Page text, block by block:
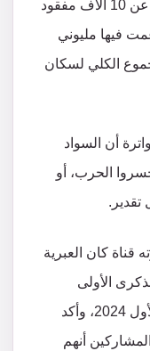
شهيد، وأكثر من 98 ألف مصاب، فضلا عن 10 آلاف مفقود
فيها مليوني
90% من المجموع الكلي لسكان
أن السواد
الحرب، أو
تقدير.
قناة كان العبرية
الأولى
لطوفان الأقصى في 6 أكتوبر/تشرين الأول 2024، وأكد
المشاركين أنهم